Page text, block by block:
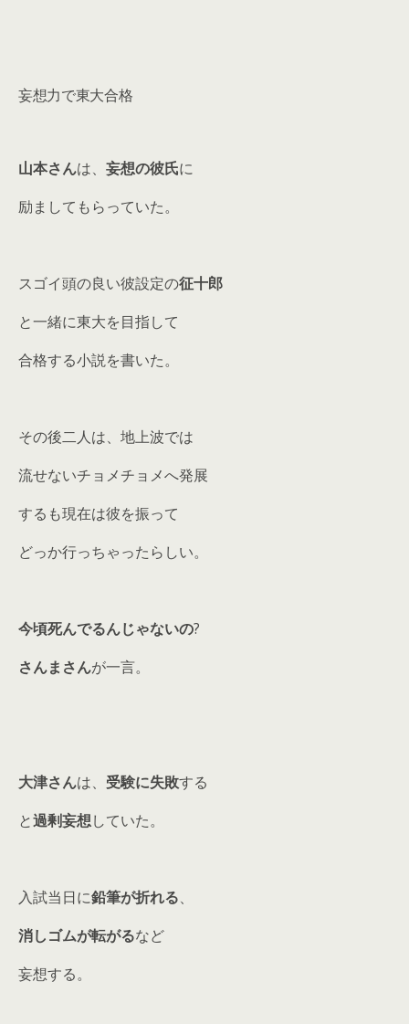
妄想力で東大合格
山本さんは、 妄想の彼氏に
励ましてもらっていた。
スゴイ頭の良い彼設定の征十郎
と一緒に東大を目指して
合格する小説を書いた。
その後二人は、地上波では
流せないチョメチョメへ発展
するも現在は彼を振って
どっか行っちゃったらしい。
今頃死んでるんじゃないの?
さんまさんが一言。
大津さんは、 受験に失敗する
と過剰妄想していた。
入試当日に鉛筆が折れる、
消しゴムが転がるなど
妄想する。